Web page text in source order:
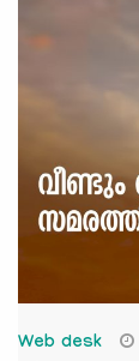
Web desk